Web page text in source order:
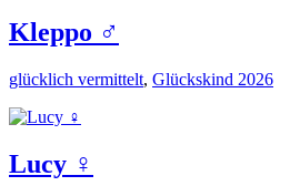
Kleppo ♂️
glücklich vermittelt, Glückskind 2026
Lucy ♀️